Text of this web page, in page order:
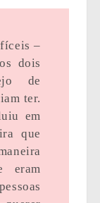
–
dois
de
ter.
em
que
eram